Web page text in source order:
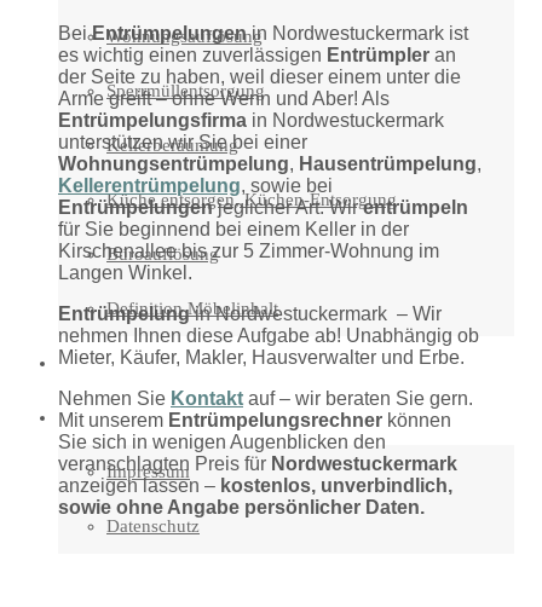
Wohnungsauflösung
Sperrmüllentsorgung
Kellerberäumung
Küche entsorgen, Küchen-Entsorgung
Büroauflösung
Definition Möbelinhalt
Preise
Kontakt
Impressum
Datenschutz
BeiEntrümpelungenin Nordwestuckermark ist
es wichtig einen zuverlässigen Entrümpler an
der Seite zu haben, weil dieser einem unter die
Arme greift – ohne Wenn und Aber! Als
Entrümpelungsfirma in Nordwestuckermark
unterstützen wir Sie bei einer
Wohnungsentrümpelung, Hausentrümpelung,
Kellerentrümpelung, sowie bei
Entrümpelungenjeglicher Art. Wirentrümpeln
für Sie beginnend bei einem Keller in der
Kirschenallee bis zur 5 Zimmer-Wohnung im
Langen Winkel.
Entrümpelungin Nordwestuckermark – Wir
nehmen Ihnen diese Aufgabe ab! Unabhängig ob
Mieter, Käufer, Makler, Hausverwalter und Erbe.
Nehmen Sie Kontakt auf – wir beraten Sie gern.
Mit unserem Entrümpelungsrechner können
Sie sich in wenigen Augenblicken den
veranschlagten Preis für Nordwestuckermark
anzeigen lassen – kostenlos, unverbindlich,
sowie ohne Angabe persönlicher Daten.